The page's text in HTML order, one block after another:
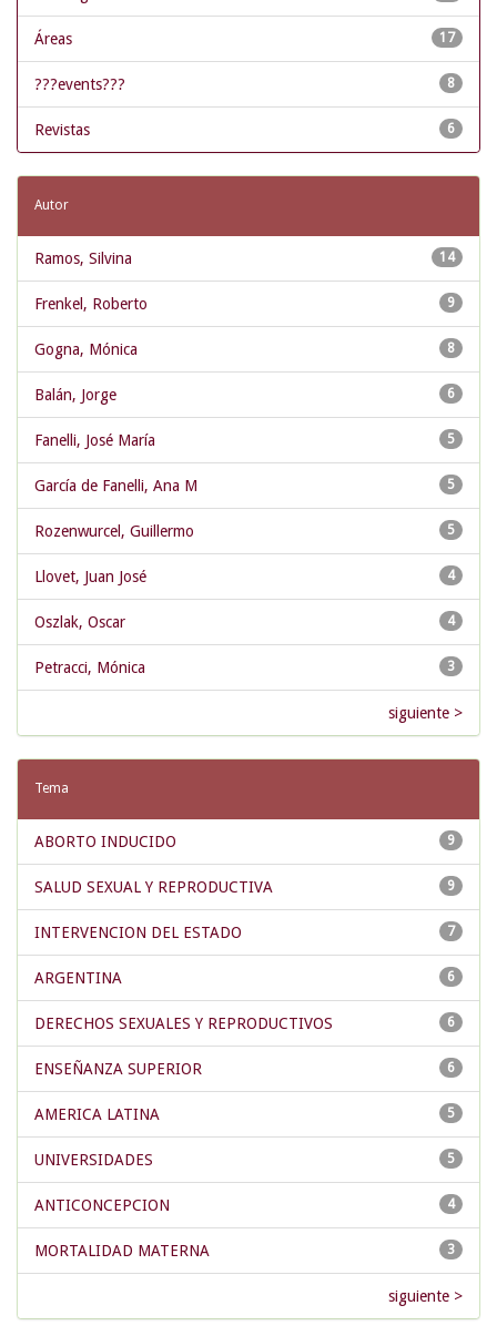
17
Áreas
8
???events???
6
Revistas
Autor
14
Ramos, Silvina
9
Frenkel, Roberto
8
Gogna, Mónica
6
Balán, Jorge
5
Fanelli, José María
5
García de Fanelli, Ana M
5
Rozenwurcel, Guillermo
4
Llovet, Juan José
4
Oszlak, Oscar
3
Petracci, Mónica
siguiente >
Tema
9
ABORTO INDUCIDO
9
SALUD SEXUAL Y REPRODUCTIVA
7
INTERVENCION DEL ESTADO
6
ARGENTINA
6
DERECHOS SEXUALES Y REPRODUCTIVOS
6
ENSEÑANZA SUPERIOR
5
AMERICA LATINA
5
UNIVERSIDADES
4
ANTICONCEPCION
3
MORTALIDAD MATERNA
siguiente >